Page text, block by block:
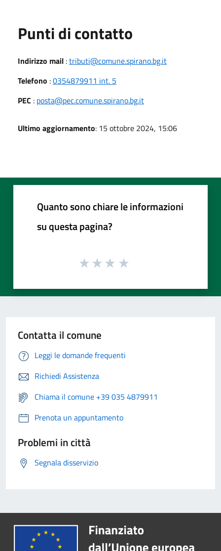
Punti di contatto
Indirizzo mail :tributi@comune.spirano.bg.it
Telefono :0354879911 int. 5
PEC : posta@pec.comune.spirano.bg.it
Ultimo aggiornamento: 15 ottobre 2024, 15:06
Quanto sono chiare le informazioni
su questa pagina?
Contatta il comune
Leggi le domande frequenti
Richiedi Assistenza
Chiama il comune +39 035 4879911
Prenota un appuntamento
Problemi in città
Segnala disservizio